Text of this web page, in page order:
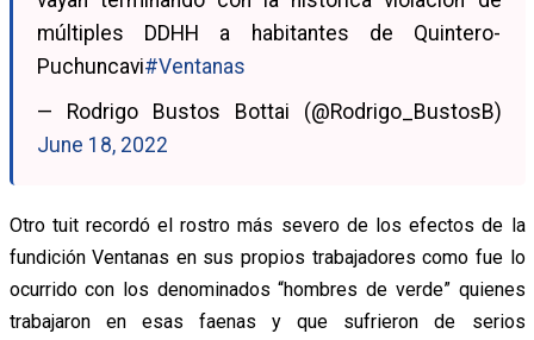
múltiples DDHH a habitantes de Quintero-
Puchuncavi#Ventanas
— Rodrigo Bustos Bottai (@Rodrigo_BustosB)
June 18, 2022
Otro tuit recordó el rostro más severo de los efectos de la
fundición Ventanas en sus propios trabajadores como fue lo
ocurrido con los denominados “hombres de verde” quienes
trabajaron en esas faenas y que sufrieron de serios